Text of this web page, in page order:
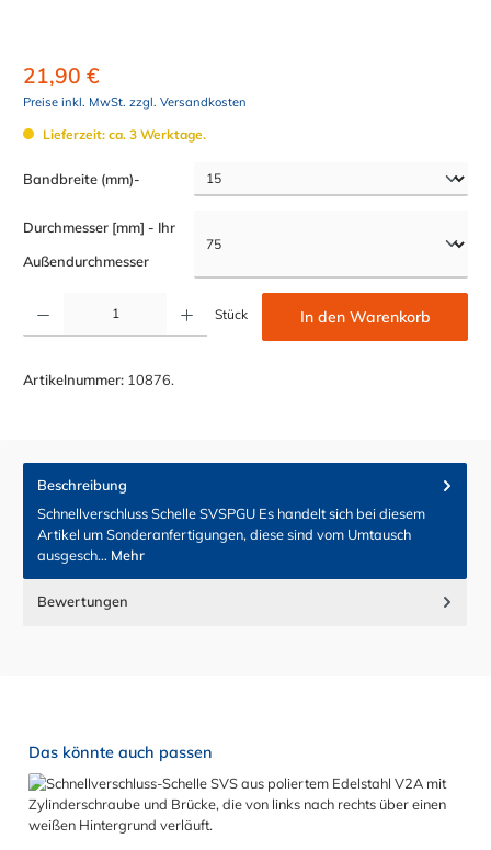
21,90 €
Preise inkl. MwSt. zzgl. Versandkosten
Lieferzeit: ca. 3 Werktage.
Bandbreite (mm)- auswählen
Durchmesser [mm] - Ihr
Außendurchmesserauswählen
Produkt Anzahl: Gib den gewünschten Wert ein oder benutze die Schaltflächen um die Anzahl
Stück In den Warenkorb
Artikelnummer: 10876.
Beschreibung
Schnellverschluss Schelle SVSPGU Es handelt sich bei diesem
Artikel um Sonderanfertigungen, diese sind vom Umtausch
ausgesch… Mehr
Bewertungen
Produktgalerie überspringen
Das könnte auch passen